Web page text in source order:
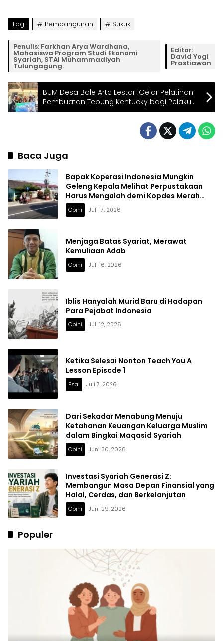
Tag: Pembangunan Sukuk
Penulis: Farkhan Arya Wardhana,
Mahasiswa Program Studi Ekonomi
Syariah, STAI Muhammadiyah
Tulungagung.
Editor:
David Yogi
Prastiawan
BUM Desa Bale Arta Lestari Gelar Pelatihan
Pembuatan Tepung Kentucky bagi Pelaku
UMKM dan Masyarakat
Baca Juga
Bapak Koperasi Indonesia Mungkin
Geleng Kepala Melihat Perpustakaan
Harus Mengalah demi Kopdes Merah
Putih
Opini Juli 17, 2026
Menjaga Batas Syariat, Merawat
Kemuliaan Adab
Opini Juli 16, 2026
Iblis Hanyalah Murid Baru di Hadapan
Para Pejabat Indonesia
Opini Juli 12, 2026
Ketika Selesai Nonton Teach You A
Lesson Episode 1
Esai Juli 7, 2026
Dari Sekadar Menabung Menuju
Ketahanan Keuangan Keluarga Muslim
dalam Bingkai Maqasid Syariah
Opini Juni 30, 2026
Investasi Syariah Generasi Z:
Membangun Masa Depan Finansial yang
Halal, Cerdas, dan Berkelanjutan
Opini Juni 29, 2026
Populer